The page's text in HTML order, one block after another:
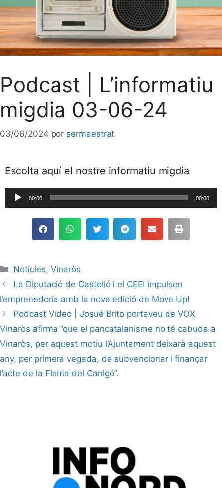
Podcast | L’informatiu
migdia 03-06-24
03/06/2024 por sermaestrat
Escolta aquí el nostre informatiu migdia
Reproductor
de
00:00 00:00
Noticies,Vinaròs
La Diputació de Castelló i el CEEI impulsen
l’emprenedoria amb la nova edició de Move Up!
Podcast Vídeo | Josué Brito portaveu de VOX
Vinaròs afirma ”que el pancatalanisme no té cabuda a
Vinaròs, per aquest motiu l’Ajuntament deixarà aquest
any, per primera vegada, de subvencionar i finançar
l’acte de la Flama del Canigó”.